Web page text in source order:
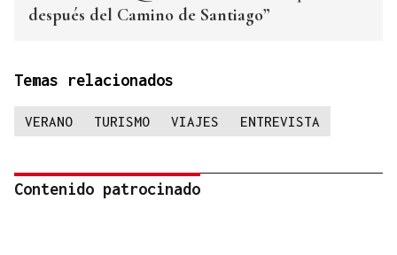
después del Camino de Santiago”
Temas relacionados
VERANO TURISMO VIAJES ENTREVISTA
Contenido patrocinado